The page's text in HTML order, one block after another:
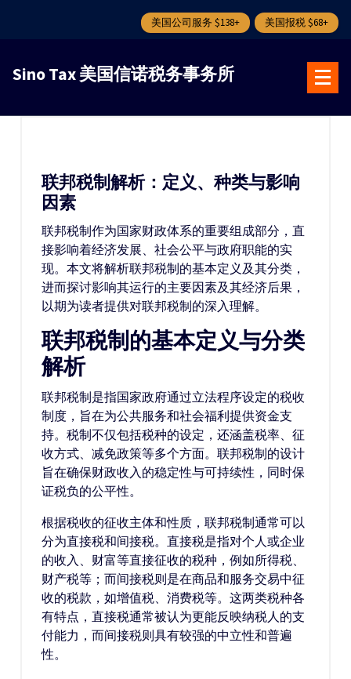
美国公司服务 $138+ 美国报税 $68+
Sino Tax 美国信诺税务事务所
联邦税制解析：定义、种类与影响
因素
联邦税制作为国家财政体系的重要组成部分，直
接影响着经济发展、社会公平与政府职能的实
现。本文将解析联邦税制的基本定义及其分类，
进而探讨影响其运行的主要因素及其经济后果，
以期为读者提供对联邦税制的深入理解。
联邦税制的基本定义与分类
解析
联邦税制是指国家政府通过立法程序设定的税收
制度，旨在为公共服务和社会福利提供资金支
持。税制不仅包括税种的设定，还涵盖税率、征
收方式、减免政策等多个方面。联邦税制的设计
旨在确保财政收入的稳定性与可持续性，同时保
证税负的公平性。
根据税收的征收主体和性质，联邦税制通常可以
分为直接税和间接税。直接税是指对个人或企业
的收入、财富等直接征收的税种，例如所得税、
财产税等；而间接税则是在商品和服务交易中征
收的税款，如增值税、消费税等。这两类税种各
有特点，直接税通常被认为更能反映纳税人的支
付能力，而间接税则具有较强的中立性和普遍
性。